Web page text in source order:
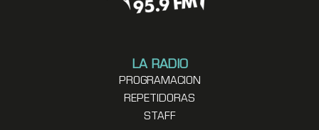
LA RADIO
PROGRAMACION
REPETIDORAS
STAFF